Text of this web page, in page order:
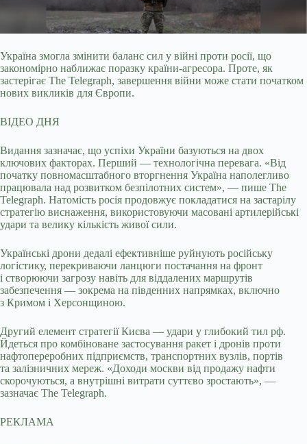
Україна змогла змінити баланс сил у війні проти росії, що
закономірно наближає поразку країни-агресора. Проте, як
застерігає The Telegraph, завершення війни може стати початком
нових викликів для Європи.
ВІДЕО ДНЯ
Видання зазначає, що успіхи України базуються на двох
ключових факторах. Перший — технологічна перевага. «Від
початку повномасштабного вторгнення Україна наполегливо
працювала над розвитком безпілотних систем», — пише The
Telegraph. Натомість росія продовжує покладатися на застарілу
стратегію виснаження, використовуючи масовані артилерійські
удари та велику кількість живої сили.
Українські дрони дедалі ефективніше руйнують російську
логістику, перекриваючи ланцюги постачання на фронт
і створюючи загрозу навіть для віддалених маршрутів
забезпечення — зокрема на південних напрямках, включно
з Кримом і Херсонщиною.
Другий елемент стратегії Києва — удари у глибокий тил рф.
Йдеться про комбіноване застосування ракет і дронів проти
нафтопереробних підприємств, транспортних вузлів, портів
та залізничних мереж. «Доходи москви від продажу нафти
скорочуються, а внутрішні витрати суттєво зростають», —
зазначає The Telegraph.
РЕКЛАМА